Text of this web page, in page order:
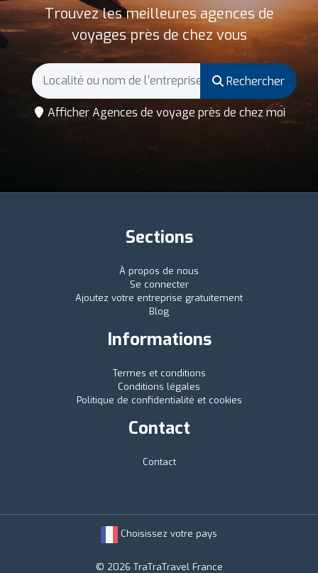
Trouvez les meilleures agences de
voyages près de chez vous
Rechercher
Afficher Agences de voyage près de chez moi
Sections
À propos de nous
Se connecter
Ajoutez votre entreprise gratuitement
Blog
Informations
Termes et conditions
Conditions légales
Politique de confidentialité et cookies
Contact
Contact
Choisissez votre pays
© 2026 TraTraTravel France